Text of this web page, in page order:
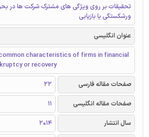
تحقیقات بر روی ویژگی های مشترک شرکت ها در
ورشکستگی یا بازیابی
عنوان انگلیسی
characteristics of firms in financial
or recovery
صفحات مقاله فارسی
22
صفحات مقاله انگلیسی
11
سال انتشار
2014